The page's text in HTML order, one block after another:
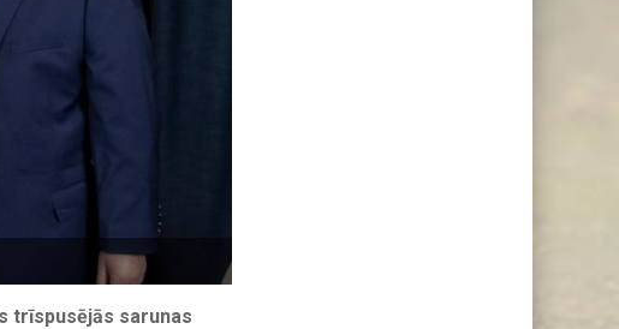
trīspusējās sarunas